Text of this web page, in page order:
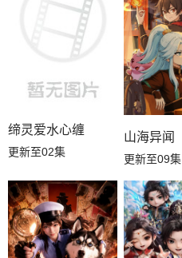
缔灵爱水心缠
更新至02集
山海异闻
更新至09集